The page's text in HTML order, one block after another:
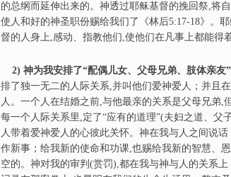
的总纲而延伸出来的。神透过耶稣基督的挽回祭,将
使人和好的神圣职份赐给我们了《林后5:17-18》。
督的人身上,感动、指教他们,使他们在凡事上都能得
2) 神为我安排了“配偶儿女、父母兄弟、肢体亲
排了独一无二的人际关系,并叫他们爱神爱人；并且
人。一个人在结婚之前,与他最亲的关系是父母兄弟
每一个人际关系里,定了“应有的道理”(夫妇之道、父
人带着爱神爱人的心彼此关怀。神在我与人之间说
作新事；给我新的使命和功课,也赐给我新的智慧、
空的。神对我的审判(赏罚),都在我与神与人的关系